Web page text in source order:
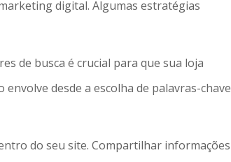
digital. Algumas estratégias
de busca é crucial para que sua loja
desde a escolha de palavras-chave
do seu site. Compartilhar informações